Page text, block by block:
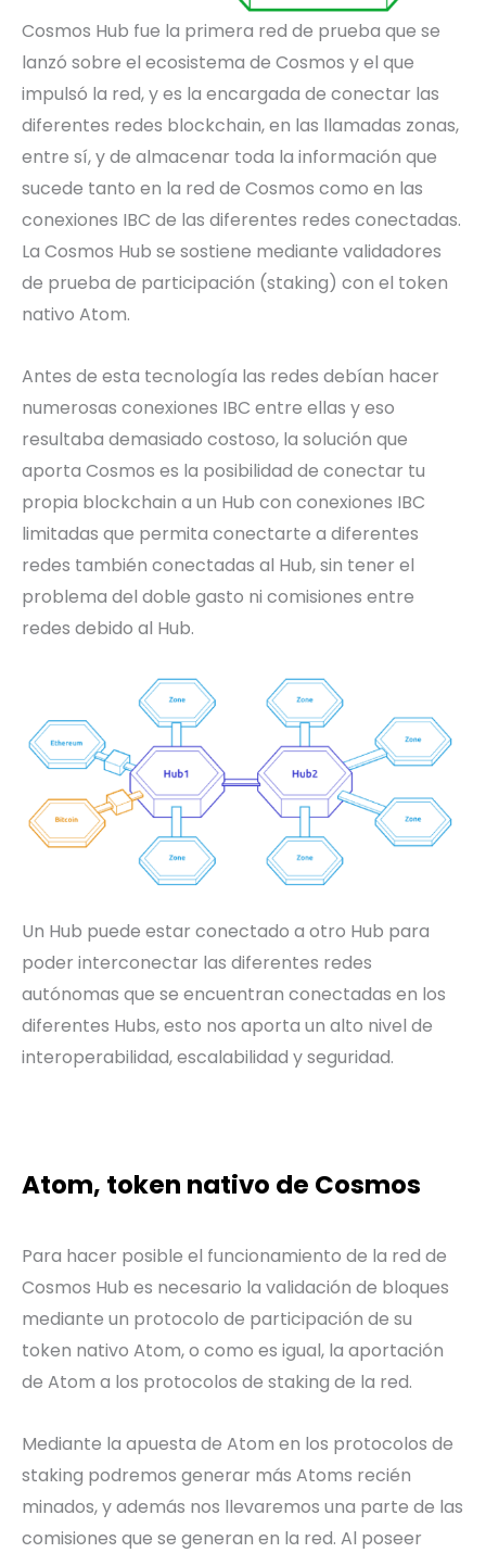
Cosmos Hub fue la primera red de prueba que se
lanzó sobre el ecosistema de Cosmos y el que
impulsó la red, y es la encargada de conectar las
diferentes redes blockchain, en las llamadas zonas,
entre sí, y de almacenar toda la información que
sucede tanto en la red de Cosmos como en las
conexiones IBC de las diferentes redes conectadas.
La Cosmos Hub se sostiene mediante validadores
de prueba de participación (staking) con el token
nativo Atom.
Antes de esta tecnología las redes debían hacer
numerosas conexiones IBC entre ellas y eso
resultaba demasiado costoso, la solución que
aporta Cosmos es la posibilidad de conectar tu
propia blockchain a un Hub con conexiones IBC
limitadas que permita conectarte a diferentes
redes también conectadas al Hub, sin tener el
problema del doble gasto ni comisiones entre
redes debido al Hub.
Un Hub puede estar conectado a otro Hub para
poder interconectar las diferentes redes
autónomas que se encuentran conectadas en los
diferentes Hubs, esto nos aporta un alto nivel de
interoperabilidad, escalabilidad y seguridad.
Atom, token nativo de Cosmos
Para hacer posible el funcionamiento de la red de
Cosmos Hub es necesario la validación de bloques
mediante un protocolo de participación de su
token nativo Atom, o como es igual, la aportación
de Atom a los protocolos de staking de la red.
Mediante la apuesta de Atom en los protocolos de
staking podremos generar más Atoms recién
minados, y además nos llevaremos una parte de las
comisiones que se generan en la red. Al poseer